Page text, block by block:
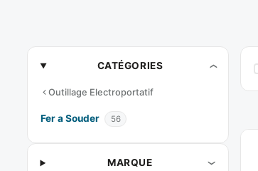
Fer
CATÉGORIES
Outillage Electroportatif
Fer a Souder 56
MARQUE